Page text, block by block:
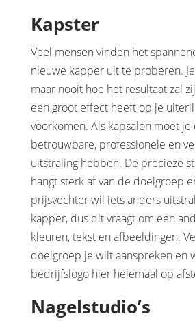
Kapster
Veel mensen vinden het
nieuwe kapper uit te proberen.
maar nooit hoe het resultaat zal
een groot effect heeft op je
voorkomen. Als kapsalon moet je
betrouwbare, professionele en
uitstraling hebben. De precieze
hangt sterk af van de doelgroep
prijsvechter wil iets anders
kapper, dus dit vraagt om een
kleuren, tekst en afbeeldingen.
doelgroep je wilt aanspreken en
bedrijfslogo hier helemaal op
Nagelstudio’s